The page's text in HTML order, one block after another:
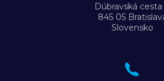
Dúbravská cesta
845 05
Slovensko